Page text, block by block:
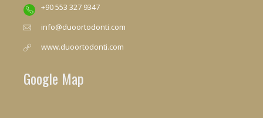
+90 553 327 9347
info@duoortodonti.com
www.duoortodonti.com
Google Map